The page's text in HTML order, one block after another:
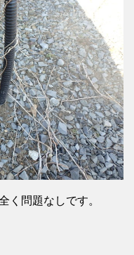
く問題なしです。